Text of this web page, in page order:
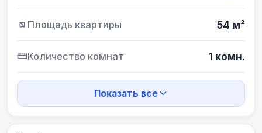
Площадь квартиры 54 м²
Количество комнат 1 комн.
Показать все